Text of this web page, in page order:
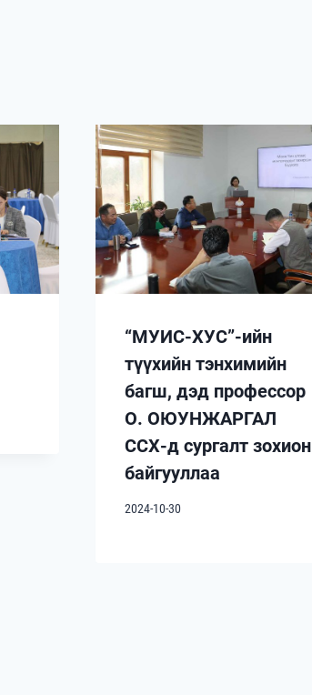
“МУИС-ХУС”-ийн
түүхийн тэнхимийн
багш, дэд профессор
О. ОЮУНЖАРГАЛ
ССХ-д сургалт зохион
байгууллаа
2024-10-30